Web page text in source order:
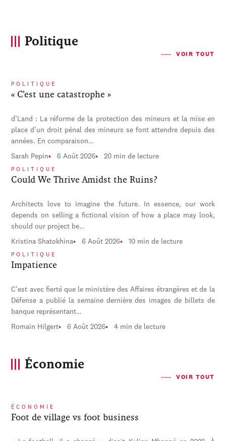
Politique
VOIR TOUT
POLITIQUE
« C'est une catastrophe »
d’Land : La réforme de la protection des mineurs et la mise en
place d’un droit pénal des mineurs se font attendre depuis des
années. En comparaison…
Sarah Pepin 6 Août 2026 20 min de lecture
POLITIQUE
Could We Thrive Amidst the Ruins?
Architects love to imagine the future. In essence, our work
depends on selling a fictional vision of how a place may look,
should our project be…
Kristina Shatokhina 6 Août 2026 10 min de lecture
POLITIQUE
Impatience
C'est avec fierté que le ministère des Affaires étrangères et de la
Défense a publié la semaine dernière des images de billets de
banque représentant…
Romain Hilgert 6 Août 2026 4 min de lecture
Économie
VOIR TOUT
ÉCONOMIE
Foot de village vs foot business